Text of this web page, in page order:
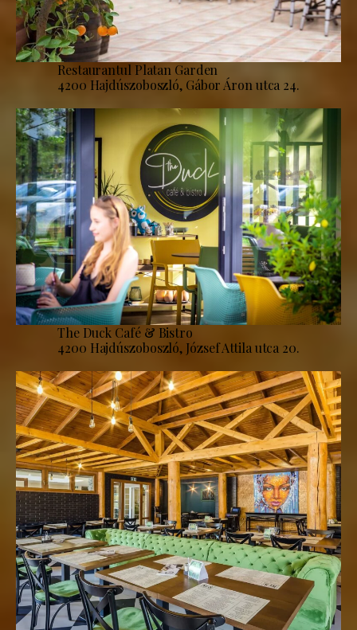
Restaurantul Platan Garden
4200 Hajdúszoboszló, Gábor Áron utca 24.
The Duck Café & Bistro
4200 Hajdúszoboszló, József Attila utca 20.